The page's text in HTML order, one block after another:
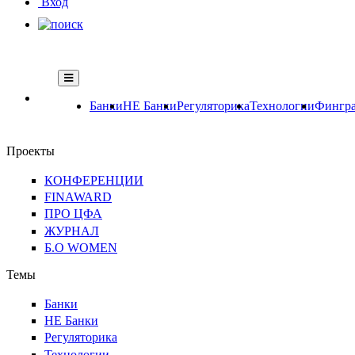
БанкиНЕ БанкиРегуляторикаТехнологии
Проекты
КОНФЕРЕНЦИИ
FINAWARD
ПРО ЦФА
ЖУРНАЛ
Б.О WOMEN
Темы
Банки
НЕ Банки
Регуляторика